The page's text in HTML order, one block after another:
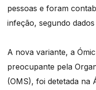
pessoas e foram
infeção, segundo dados
A nova variante, a
preocupante pela
(OMS), foi detetada na